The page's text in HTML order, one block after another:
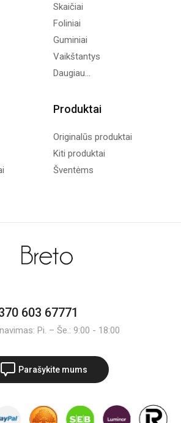
Skaičiai
Foliniai
Guminiai
Vaikštantys
Daugiau...
Produktai
Originalūs produktai
Kiti produktai
Šventėms
603 67771
Pi. – Še.: 9:00 - 18:00
Parašykite mums